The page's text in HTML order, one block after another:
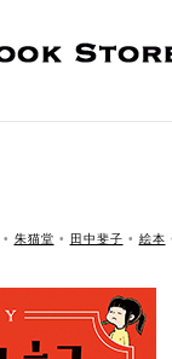
• 朱猫堂 • 田中斐子 • 絵本